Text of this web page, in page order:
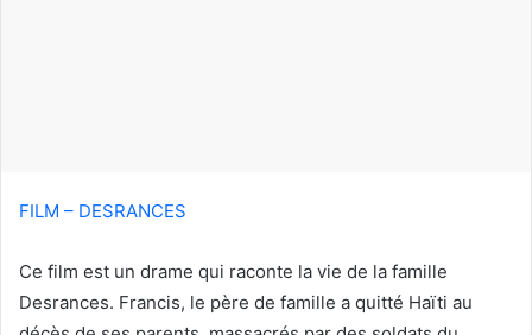
e
FILM – DESRANCES
Ce film est un drame qui raconte la vie de la famille
Desrances. Francis, le père de famille a quitté Haïti au